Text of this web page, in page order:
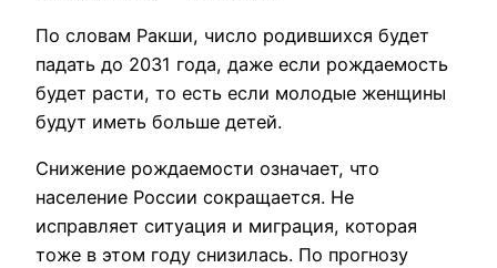
По словам Ракши, число родившихся будет
падать до 2031 года, даже если рождаемость
будет расти, то есть если молодые женщины
будут иметь больше детей.
Снижение рождаемости означает, что
население России сокращается. Не
исправляет ситуация и миграция, которая
тоже в этом году снизилась. По прогнозу